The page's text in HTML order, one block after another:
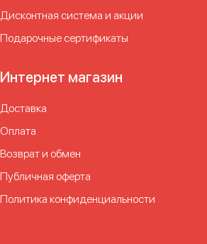
Дисконтная система и акции
Подарочные сертификаты
Интернет магазин
Доставка
Оплата
Возврат и обмен
Публичная оферта
Политика конфиденциальности